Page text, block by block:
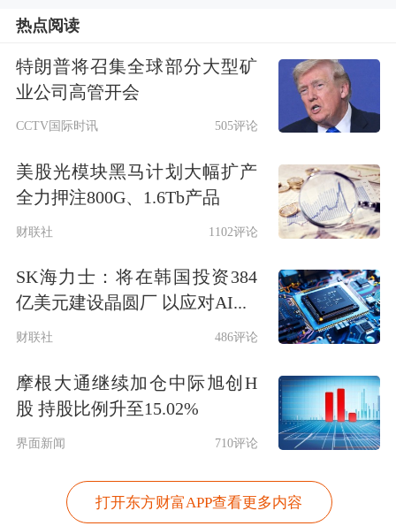
尔木兹海峡封锁造成全球石化原料供给
中旬，京博石化年产67万吨苯乙烯装置
开工，京博思达睿总经理赵立秋对记者
回忆道：“进入3月，中东地缘局势不确
定性导致市场行情大幅波动。芳烃属于
中间产品，上游受油价传导，下游受需
求端因素传导。当时如果没有期货期权
工具，装置开工面临的风险是非常大
的。”
京博石化很早就将期货及衍生品工具融
入日常经营，因此公司在苯乙烯装置开
化，对装置利润进行了跟踪，并通过跨
热点阅读
特朗普将召集全球部分大型矿
业公司高管开会
CCTV国际时讯 505评论
美股光模块黑马计划大幅扩产
全力押注800G、1.6Tb产品
财联社 1102评论
SK海力士：将在韩国投资384
亿美元建设晶圆厂 以应对AI...
财联社 486评论
摩根大通继续加仓中际旭创H
股 持股比例升至15.02%
界面新闻 710评论
打开东方财富APP查看更多内容